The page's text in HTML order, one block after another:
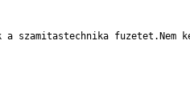
a szamitastechnika